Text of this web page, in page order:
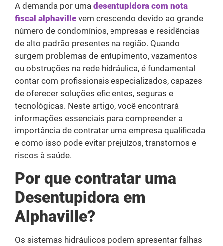
A demanda por uma desentupidora com nota
fiscal alphaville vem crescendo devido ao grande
número de condomínios, empresas e residências
de alto padrão presentes na região. Quando
surgem problemas de entupimento, vazamentos
ou obstruções na rede hidráulica, é fundamental
contar com profissionais especializados, capazes
de oferecer soluções eficientes, seguras e
tecnológicas. Neste artigo, você encontrará
informações essenciais para compreender a
importância de contratar uma empresa qualificada
e como isso pode evitar prejuízos, transtornos e
riscos à saúde.
Por que contratar uma
Desentupidora em
Alphaville?
Os sistemas hidráulicos podem apresentar falhas